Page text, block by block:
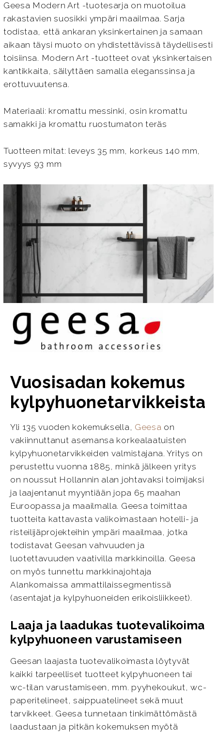
Geesa Modern Art -tuotesarja on muotoilua
rakastavien suosikki ympäri maailmaa. Sarja
todistaa, että ankaran yksinkertainen ja samaan
aikaan täysi muoto on yhdistettävissä täydellisesti
toisiinsa. Modern Art -tuotteet ovat yksinkertaisen
kantikkaita, säilyttäen samalla eleganssinsa ja
erottuvuutensa.
Materiaali: kromattu messinki, osin kromattu
samakki ja kromattu ruostumaton teräs
Tuotteen mitat: leveys 35 mm, korkeus 140 mm,
syvyys 93 mm
Vuosisadan kokemus
kylpyhuonetarvikkeista
Yli 135 vuoden kokemuksella, Geesa on
vakiinnuttanut asemansa korkealaatuisten
kylpyhuonetarvikkeiden valmistajana. Yritys on
perustettu vuonna 1885, minkä jälkeen yritys
on noussut Hollannin alan johtavaksi toimijaksi
ja laajentanut myyntiään jopa 65 maahan
Euroopassa ja maailmalla. Geesa toimittaa
tuotteita kattavasta valikoimastaan hotelli- ja
risteilijäprojekteihin ympäri maailmaa, jotka
todistavat Geesan vahvuuden ja
luotettavuuden vaativilla markkinoilla. Geesa
on myös tunnettu markkinajohtaja
Alankomaissa ammattilaissegmentissä
(asentajat ja kylpyhuoneiden erikoisliikkeet).
Laaja ja laadukas tuotevalikoima
kylpyhuoneen varustamiseen
Geesan laajasta tuotevalikoimasta löytyvät
kaikki tarpeelliset tuotteet kylpyhuoneen tai
wc-tilan varustamiseen, mm. pyyhekoukut, wc-
paperitelineet, saippuatelineet sekä muut
tarvikkeet. Geesa tunnetaan tinkimättömästä
laadustaan ja pitkän kokemuksen myötä